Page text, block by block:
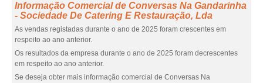
Informação Comercial de Conversas Na Gandarinha
- Sociedade De Catering E Restauração, Lda
As vendas registadas durante o ano de 2025 foram crescentes em
respeito ao ano anterior.
Os resultados da empresa durante o ano de 2025 foram decrescentes
em respeito ao ano anterior.
Se deseja obter mais informação comercial de Conversas Na